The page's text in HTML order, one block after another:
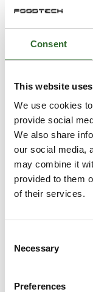
Consent
This website
We use cookies
provide social
We also share
our social media,
may combine it
provided to them
of their services.
Selection
Necessary
Preferences
etableret os som
virksomheder og
ønsker at
inden for 3D-
et omfattende
vores eget
forskellige typer,
Silky, PBT+,
CFI -
K8100
CFI's vision er at
efter at blive mere
erhvervsskolernes
CFI tilbyder bl.a.